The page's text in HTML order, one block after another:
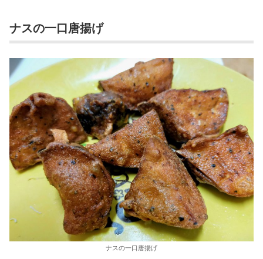
ナスの一口唐揚げ
ナスの一口唐揚げ